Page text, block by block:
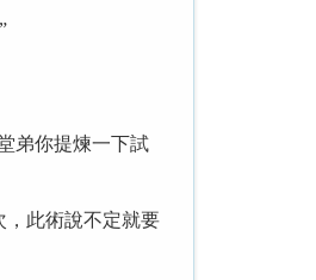
弟你提煉一下試
此術說不定就要